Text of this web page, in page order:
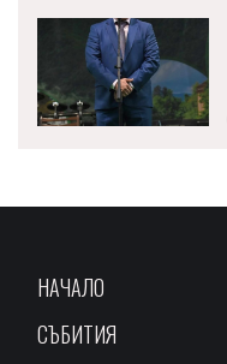
НАЧАЛО
СЪБИТИЯ